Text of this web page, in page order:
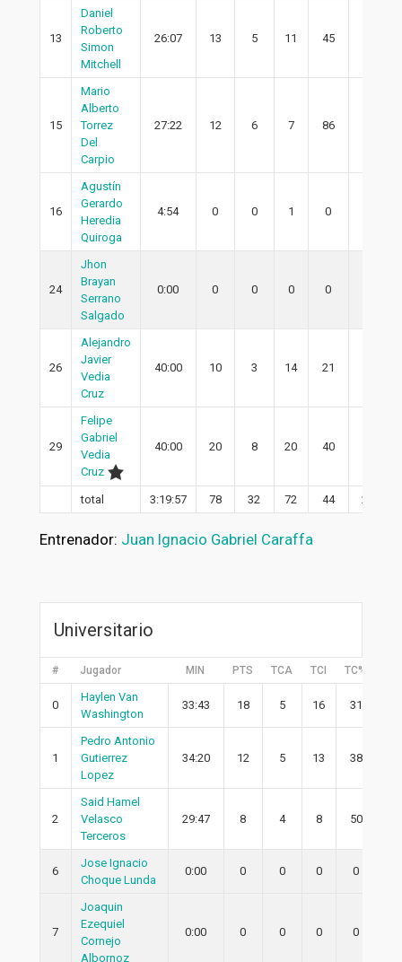
13
Daniel
Roberto
Simon
Mitchell
26:07 13 5 11 45
15
Mario
Alberto
Torrez
Del
Carpio
27:22 12 6 7 86
16
Agustín
Gerardo
Heredia
Quiroga
4:54 0 0 1 0
24
Jhon
Brayan
Serrano
Salgado
0:00 0 0 0 0
26
Alejandro
Javier
Vedia
Cruz
40:00 10 3 14 21
29
Felipe
Gabriel
Vedia
Cruz
40:00 20 8 20 40
total 3:19:57 78 32 72 44 26
Entrenador: Juan Ignacio Gabriel Caraffa
Universitario
# Jugador MIN PTS TCA TCI TC%
0
Haylen Van
Washington
33:43 18 5 16 31
1
Pedro Antonio
Gutierrez
Lopez
34:20 12 5 13 38
2
Said Hamel
Velasco
Terceros
29:47 8 4 8 50
6
Jose Ignacio
Choque Lunda
0:00 0 0 0 0
7
Joaquin
Ezequiel
Cornejo
Albornoz
0:00 0 0 0 0